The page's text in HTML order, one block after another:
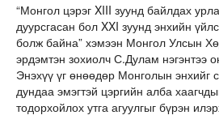
“Монгол цэрэг XIII зуунд байлдах
дуурсгасан бол XXI зуунд энхийн
болж байна” хэмээн Монгол Улсын
эрдэмтэн зохиолч С.Дулам нэгэнтээ
Энэхүү үг өнөөдөр Монголын энхийг
дундаа эмэгтэй цэргийн алба
тодорхойлох утга агуулгыг бүрэн